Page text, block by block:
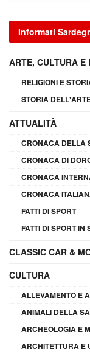
Informati
ARTE, CULTURA E
RELIGIONI E
STORIA
ATTUALITÀ
CRONACA DELLA
CRONACA DI
CRONACA
CRONACA
FATTI DI SPORT
FATTI DI SPORT IN
CLASSIC CAR &
CULTURA
ALLEVAMENTO E
ANIMALI DELLA
ARCHEOLOGIA E
ARCHITETTURA E